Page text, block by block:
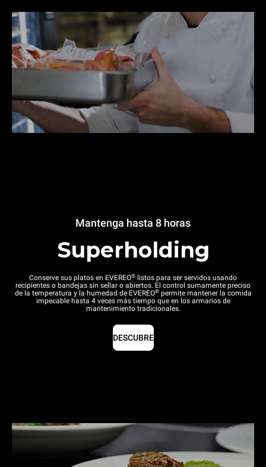
Mantenga hasta 8 horas
Superholding
Conserve sus platos en EVEREO®
listos para ser servidos usando
recipientes o bandejas sin sellar o abiertos. El control sumamente preciso
de la temperatura y la humedad de EVEREO®permite mantener la comida
impecable hasta 4 veces más tiempo que en los armarios de
mantenimiento tradicionales.
DESCUBRE